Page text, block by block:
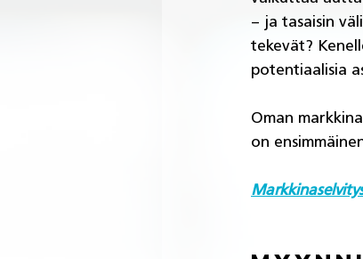
– ja tasaisin
tekevät?
potentiaalisia
Oman
on